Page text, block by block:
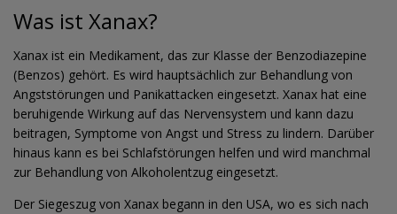
Was ist Xanax?
Xanax ist ein Medikament, das zur Klasse der Benzodiazepine
(Benzos) gehört. Es wird hauptsächlich zur Behandlung von
Angststörungen und Panikattacken eingesetzt. Xanax hat eine
beruhigende Wirkung auf das Nervensystem und kann dazu
beitragen, Symptome von Angst und Stress zu lindern. Darüber
hinaus kann es bei Schlafstörungen helfen und wird manchmal
zur Behandlung von Alkoholentzug eingesetzt.
Der Siegeszug von Xanax begann in den USA, wo es sich nach